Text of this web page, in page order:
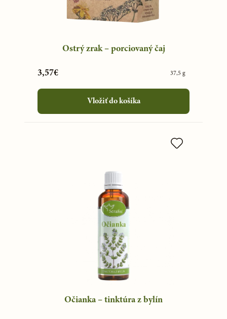
Ostrý zrak – porciovaný čaj
3,57€ 37,5 g
Vložiť do košíka
Očianka – tinktúra z bylín